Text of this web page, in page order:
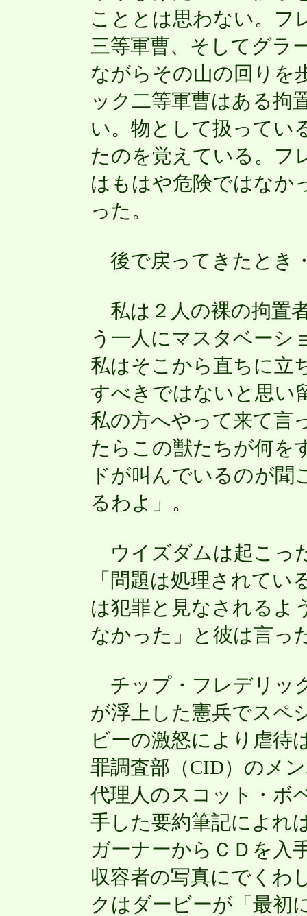
こととは思わない。フ
三等軍曹、そしてグラ
ながらその山の回りを
ック二等軍曹はある拘
い。物として扱ってい
たのを覚えている。フ
はもはや危険ではなか
った。
後で戻ってきたとき
私は２人の裸の拘置
う一人にマスタベーシ
私はそこから直ちに立
すべきではないと思い
私の方へやって来て言
たらこの獣たちが何を
ドが叫んでいるのが
るわよ」。
ウイズダムは起こっ
「問題は処理されて
は犯罪と見なされるよ
なかった」と彼は言っ
チップ・フレデリッ
が浮上した憲兵でスペ
ビーの激怒により虐待
罪調査部（CID）のメ
代理人のスコット・ボ
手した要約筆記によれ
ガーナーからＣＤを入
収容者の写真にでくわ
クはダービーが「最初